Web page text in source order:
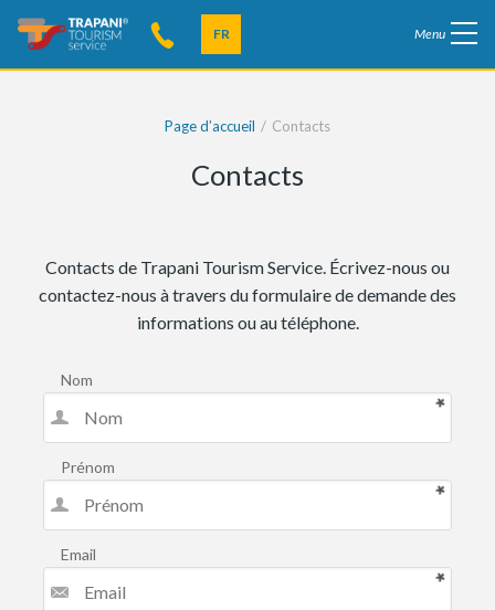
FR Menu
Page d’accueil Contacts
Contacts
Contacts de Trapani Tourism Service. Écrivez-nous ou
contactez-nous à travers du formulaire de demande des
informations ou au téléphone.
Nom
Prénom
Email